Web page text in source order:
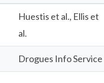
Huestis et al., Ellis et
al.
Drogues Info Service